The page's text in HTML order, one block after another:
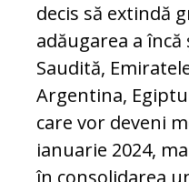
decis să extindă
adăugarea a
Saudită,
Argentina,
care vor deveni
ianuarie 2024,